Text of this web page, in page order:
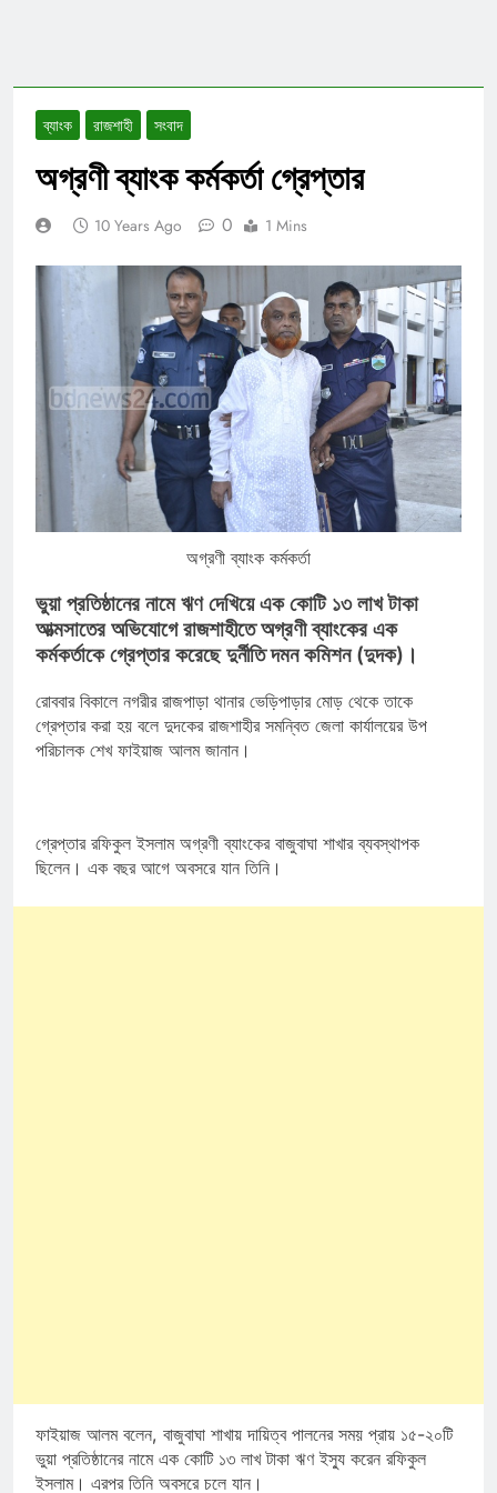
ব্যাংক রাজশাহী সংবাদ
অগ্রণী ব্যাংক কর্মকর্তা গ্রেপ্তার
10 Years Ago 0 1 Mins
অগ্রণী ব্যাংক কর্মকর্তা
ভুয়া প্রতিষ্ঠানের নামে ঋণ দেখিয়ে এক কোটি ১৩ লাখ টাকা
আত্মসাতের অভিযোগে রাজশাহীতে অগ্রণী ব্যাংকের এক
কর্মকর্তাকে গ্রেপ্তার করেছে দুর্নীতি দমন কমিশন (দুদক)।
রোববার বিকালে নগরীর রাজপাড়া থানার ভেড়িপাড়ার মোড় থেকে তাকে
গ্রেপ্তার করা হয় বলে দুদকের রাজশাহীর সমন্বিত জেলা কার্যালয়ের উপ
পরিচালক শেখ ফাইয়াজ আলম জানান।
গ্রেপ্তার রফিকুল ইসলাম অগ্রণী ব্যাংকের বাজুবাঘা শাখার ব্যবস্থাপক
ছিলেন। এক বছর আগে অবসরে যান তিনি।
ফাইয়াজ আলম বলেন, বাজুবাঘা শাখায় দায়িত্ব পালনের সময় প্রায় ১৫-২০টি
ভুয়া প্রতিষ্ঠানের নামে এক কোটি ১৩ লাখ টাকা ঋণ ইস্যু করেন রফিকুল
ইসলাম। এরপর তিনি অবসরে চলে যান।